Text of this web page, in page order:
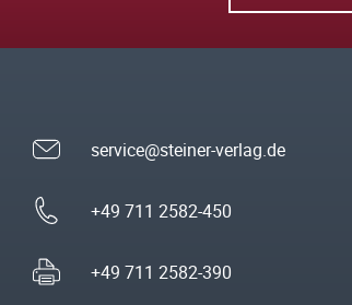
service@steiner-verlag.de
+49 711 2582-450
+49 711 2582-390